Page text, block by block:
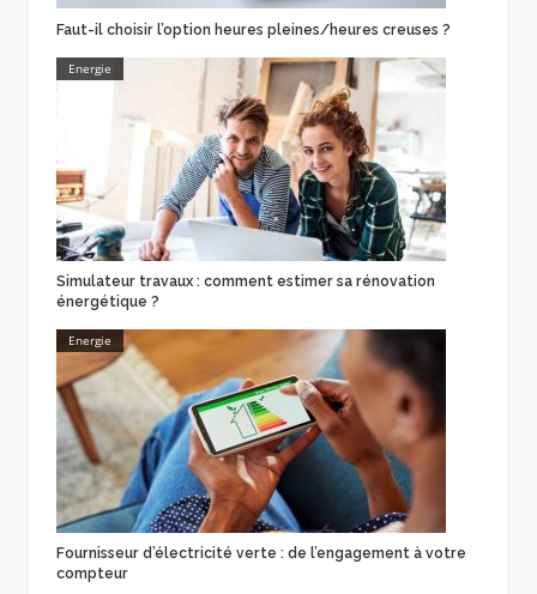
Faut-il choisir l’option heures pleines/heures creuses ?
Energie
Simulateur travaux : comment estimer sa rénovation
énergétique ?
Energie
Fournisseur d’électricité verte : de l’engagement à votre
compteur